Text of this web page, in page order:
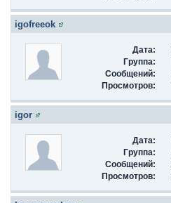
igofreeok
Дата:
Группа:
Сообщений:
Просмотров:
igor
Дата:
Группа:
Сообщений:
Просмотров: